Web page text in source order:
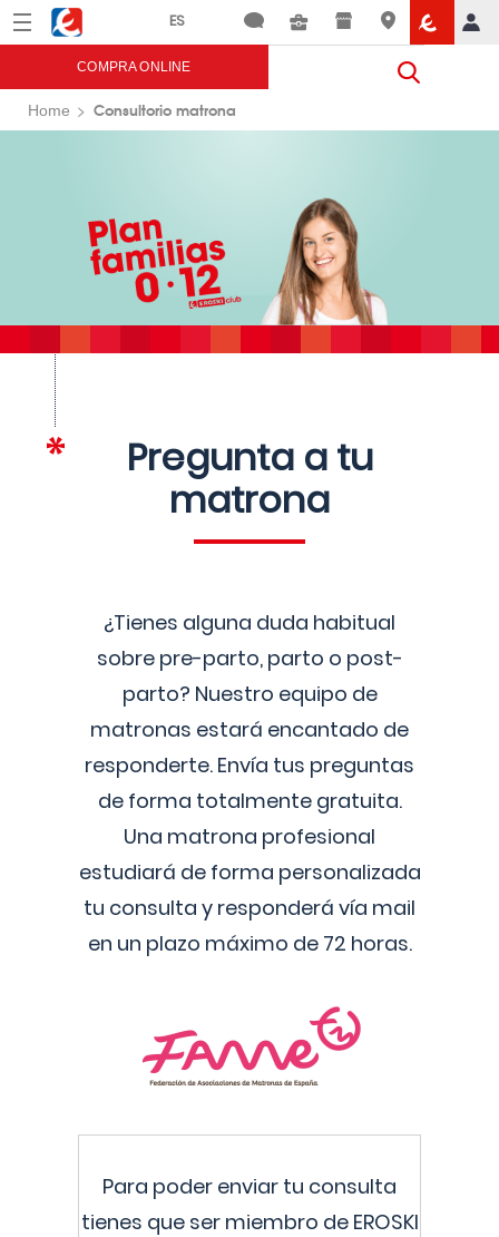
Menú Eroski
COMPRA ONLINE
Home Consultorio matrona
Pregunta a tu
matrona
¿Tienes alguna duda habitual
sobre pre-parto, parto o post-
parto? Nuestro equipo de
matronas estará encantado de
responderte. Envía tus preguntas
de forma totalmente gratuita.
Una matrona profesional
estudiará de forma personalizada
tu consulta y responderá vía mail
en un plazo máximo de 72 horas.
Para poder enviar tu consulta
tienes que ser miembro de EROSKI